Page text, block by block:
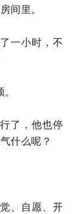
间里。
一小时，不
了，他也停
什么呢？
、自愿、开